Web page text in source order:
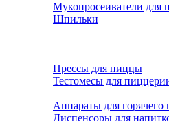
Мукопросеиватели для
Шпильки
Прессы для пиццы
Тестомесы для
Аппараты для горячего
Диспенсоры для